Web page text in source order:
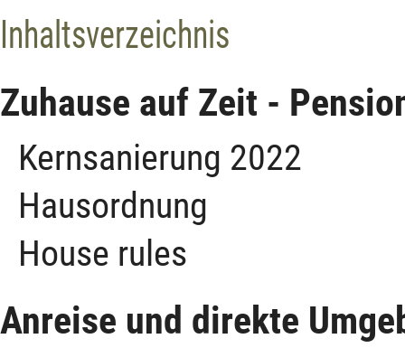
Inhaltsverzeichnis
Zuhause auf Zeit -
Kernsanierung 2022
Hausordnung
House rules
Anreise und direkte